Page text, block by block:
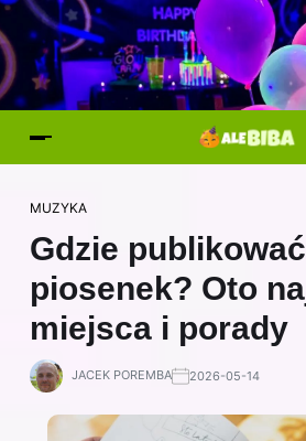
MUZYKA
Gdzie
piosenek? Oto
miejsca i porady
JACEK POREMBA 2026-05-14